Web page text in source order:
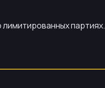
партиях.